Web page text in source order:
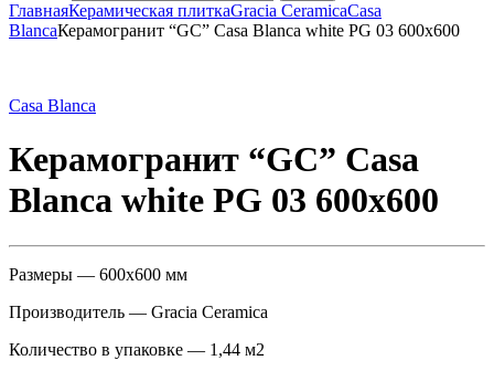
ГлавнаяКерамическая плиткаGracia CeramicaCasa
BlancaКерамогранит “GC” Casa Blanca white PG 03 600х600
Casa Blanca
Керамогранит “GC” Casa
Blanca white PG 03 600х600
Размеры — 600х600 мм
Производитель — Gracia Ceramica
Количество в упаковке — 1,44 м2